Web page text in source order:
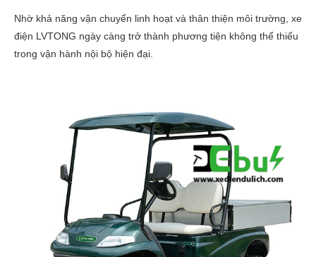
Nhờ khả năng vận chuyển linh hoạt và thân thiện môi trường, xe
điện LVTONG ngày càng trở thành phương tiện không thể thiếu
trong vận hành nội bộ hiện đại.